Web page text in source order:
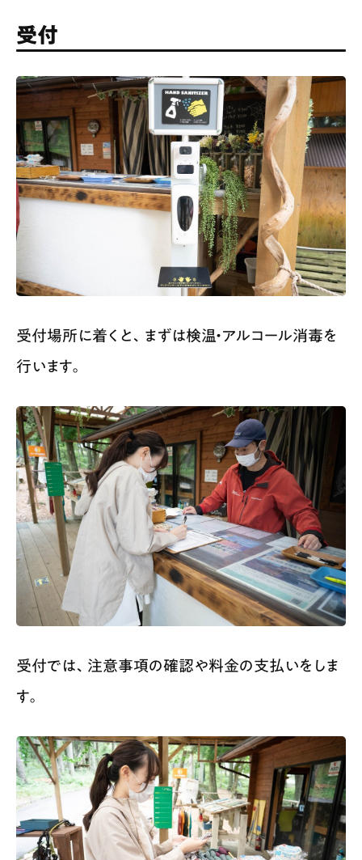
受付
受付場所に着くと、まずは検温・アルコール消毒を
行います。
受付では、注意事項の確認や料金の支払いをしま
す。